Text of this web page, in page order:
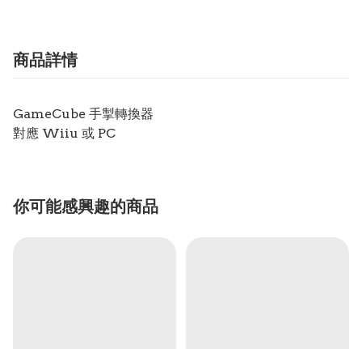
商品詳情
GameCube 手掣轉換器
對應 Wiiu 或 PC
你可能感興趣的商品